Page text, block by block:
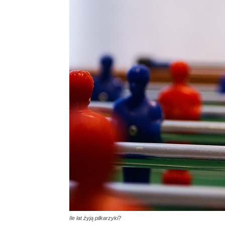
Ile lat żyją pilkarzyki?